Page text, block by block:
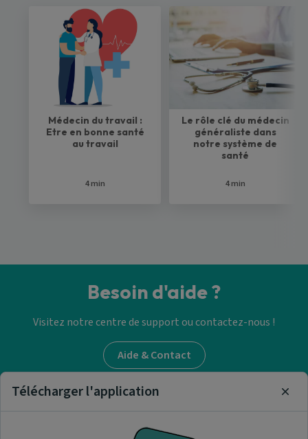
Médecin du travail :
Etre en bonne santé
au travail
4 min
Le rôle clé du médecin
généraliste dans
notre système de
santé
4 min
Besoin d'aide ?
Visitez notre centre de support ou contactez-nous !
Aide & Contact
Trouver un médecin
Télécharger l'application